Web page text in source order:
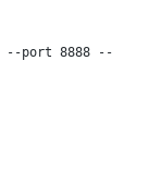
--port 8888
--